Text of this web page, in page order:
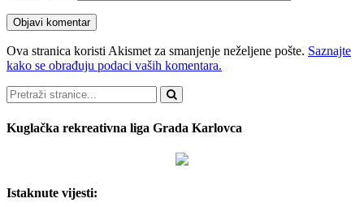
Ova stranica koristi Akismet za smanjenje neželjene pošte. Saznajte
kako se obrađuju podaci vaših komentara.
Pretraži
Kuglačka rekreativna liga Grada Karlovca
Istaknute vijesti: